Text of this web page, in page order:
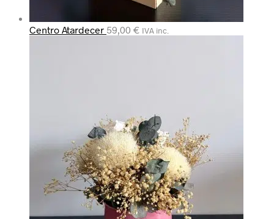
Centro Atardecer 59,00 € IVA inc.